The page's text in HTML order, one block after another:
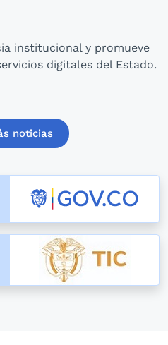
institucional y promueve
digitales del Estado.
noticias
de gov.co
de Mintic